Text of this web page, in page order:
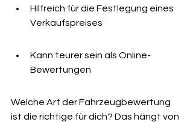
Hilfreich für die Festlegung eines
Verkaufspreises
Kann teurer sein als Online-
Bewertungen
Welche Art der Fahrzeugbewertung
ist die richtige für dich? Das hängt von